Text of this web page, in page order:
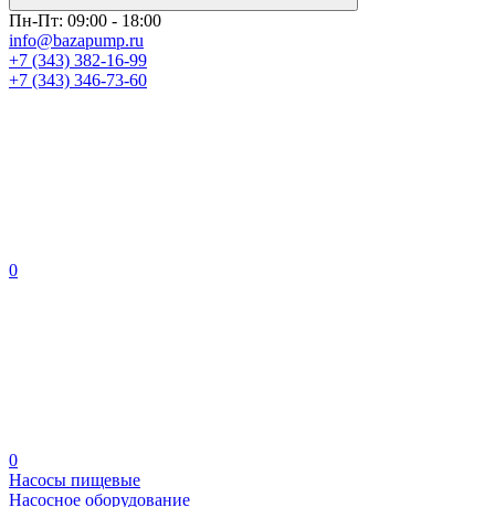
Пн-Пт: 09:00 - 18:00
info@bazapump.ru
+7 (343) 382-16-99
+7 (343) 346-73-‬60
0
0
Насосы пищевые
Насосное оборудование